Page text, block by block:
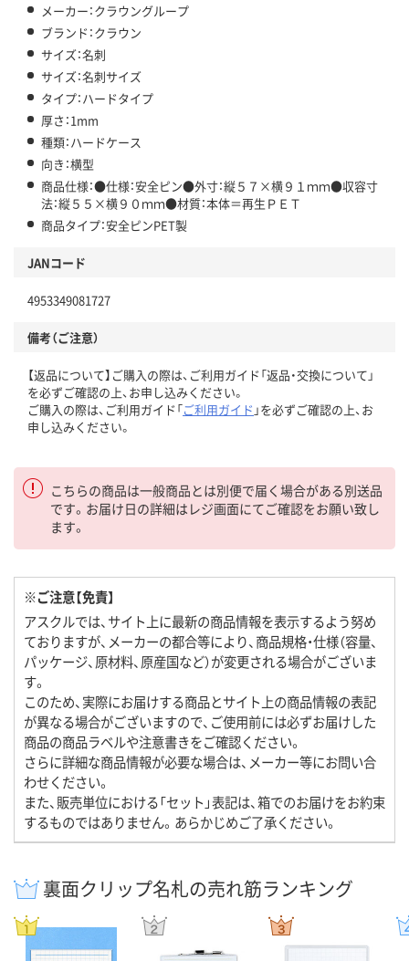
メーカー：クラウングループ
ブランド：クラウン
サイズ：名刺
サイズ：名刺サイズ
タイプ：ハードタイプ
厚さ：1mm
種類：ハードケース
向き：横型
商品仕様：●仕様：安全ピン●外寸：縦５７×横９１ｍｍ●収容寸
法：縦５５×横９０ｍｍ●材質：本体＝再生ＰＥＴ
商品タイプ：安全ピンPET製
JANコード
4953349081727
備考（ご注意）
【返品について】ご購入の際は、ご利用ガイド「返品・交換について」
を必ずご確認の上、お申し込みください。
ご購入の際は、ご利用ガイド「ご利用ガイド 」を必ずご確認の上、お
申し込みください。
こちらの商品は一般商品とは別便で届く場合がある別送品
です。お届け日の詳細はレジ画面にてご確認をお願い致し
ます。
※ご注意【免責】
アスクルでは、サイト上に最新の商品情報を表示するよう努め
ておりますが、メーカーの都合等により、商品規格・仕様（容量、
パッケージ、原材料、原産国など）が変更される場合がございま
す。
このため、実際にお届けする商品とサイト上の商品情報の表記
が異なる場合がございますので、ご使用前には必ずお届けした
商品の商品ラベルや注意書きをご確認ください。
さらに詳細な商品情報が必要な場合は、メーカー等にお問い合
わせください。
また、販売単位における「セット」表記は、箱でのお届けをお約束
するものではありません。あらかじめご了承ください。
裏面クリップ名札の売れ筋ランキング